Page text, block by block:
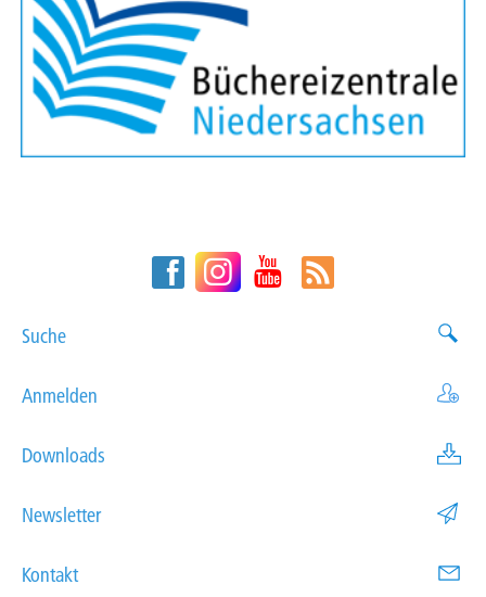
Suche
Anmelden
Downloads
Newsletter
Kontakt